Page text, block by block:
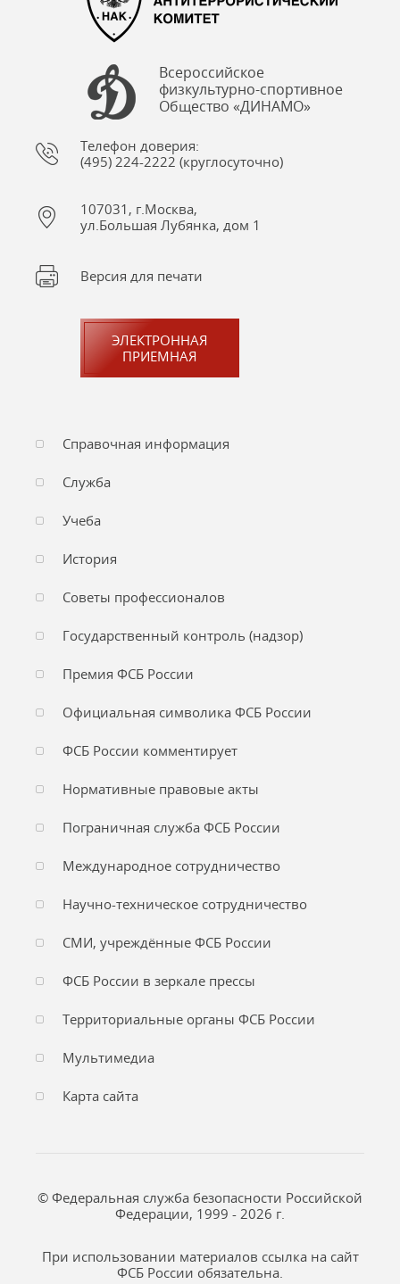
Всероссийское
физкультурно-спортивное
Общество «ДИНАМО»
Телефон доверия:
(495) 224-2222 (круглосуточно)
107031, г.Москва,
ул.Большая Лубянка, дом 1
Версия для печати
ЭЛЕКТРОННАЯ
ПРИЕМНАЯ
Справочная информация
Служба
Учеба
История
Советы профессионалов
Государственный контроль (надзор)
Премия ФСБ России
Официальная символика ФСБ России
ФСБ России комментирует
Нормативные правовые акты
Пограничная служба ФСБ России
Международное сотрудничество
Научно-техническое сотрудничество
СМИ, учреждённые ФСБ России
ФСБ России в зеркале прессы
Территориальные органы ФСБ России
Мультимедиа
Карта сайта
© Федеральная служба безопасности Российской
Федерации, 1999 - 2026 г.
При использовании материалов ссылка на сайт
ФСБ России обязательна.